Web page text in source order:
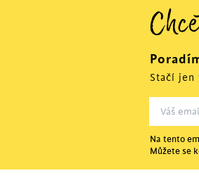
Stačí jen
Na tento
Můžete se